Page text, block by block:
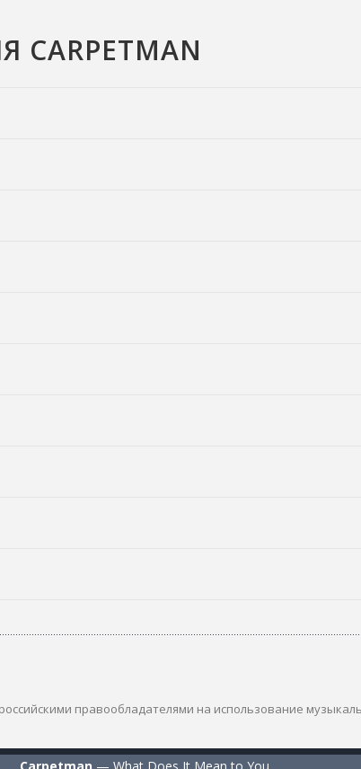
правообладателями на использование